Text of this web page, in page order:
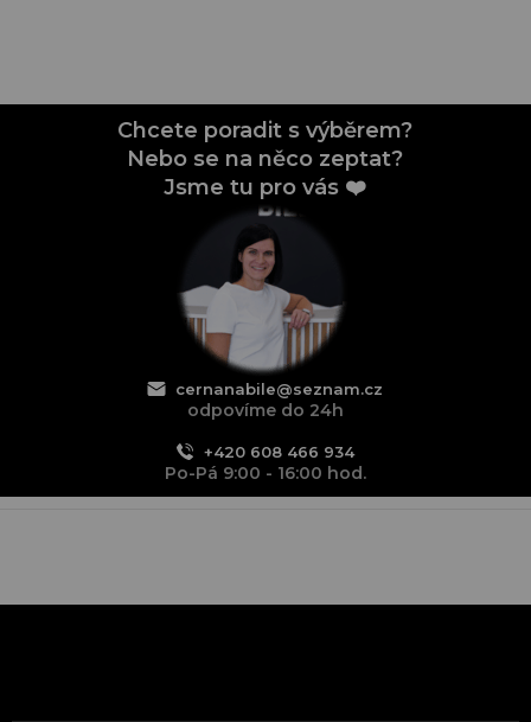
Chcete poradit s výběrem?
Nebo se na něco zeptat?
Jsme tu pro vás ❤️
cernanabile@seznam.cz
odpovíme do 24h
+420 608 466 934
Po-Pá 9:00 - 16:00 hod.